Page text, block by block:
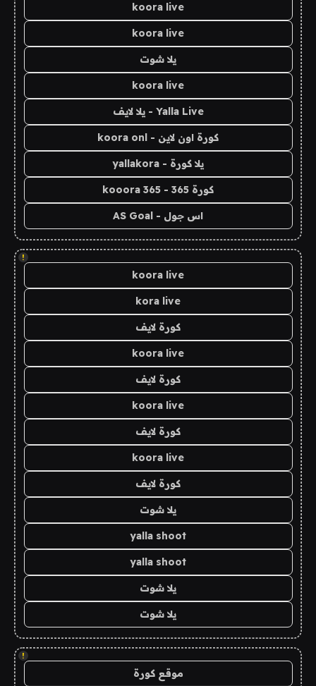
koora live
koora live
يلا شوت
koora live
Yalla Live - يلا لايف
كورة اون لاين - koora onl
يلا كورة - yallakora
كورة 365 - kooora 365
اس جول - AS Goal
!
koora live
kora live
كورة لايف
koora live
كورة لايف
koora live
كورة لايف
koora live
كورة لايف
يلا شوت
yalla shoot
yalla shoot
يلا شوت
يلا شوت
!
موقع كورة